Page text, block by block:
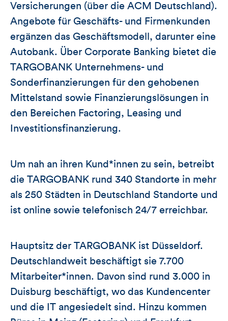
Versicherungen (über die ACM Deutschland).
Angebote für Geschäfts- und Firmenkunden
ergänzen das Geschäftsmodell, darunter eine
Autobank. Über Corporate Banking bietet die
TARGOBANK Unternehmens- und
Sonderfinanzierungen für den gehobenen
Mittelstand sowie Finanzierungslösungen in
den Bereichen Factoring, Leasing und
Investitionsfinanzierung.
Um nah an ihren Kund*innen zu sein, betreibt
die TARGOBANK rund 340 Standorte in mehr
als 250 Städten in Deutschland Standorte und
ist online sowie telefonisch 24/7 erreichbar.
Hauptsitz der TARGOBANK ist Düsseldorf.
Deutschlandweit beschäftigt sie 7.700
Mitarbeiter*innen. Davon sind rund 3.000 in
Duisburg beschäftigt, wo das Kundencenter
und die IT angesiedelt sind. Hinzu kommen